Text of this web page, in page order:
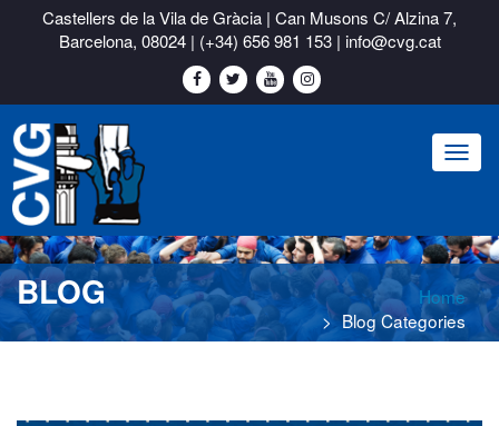
Castellers de la Vila de Gràcia | Can Musons C/ Alzina 7,
Barcelona, 08024 | (+34) 656 981 153| info@cvg.cat
BLOG
Home
Blog Categories